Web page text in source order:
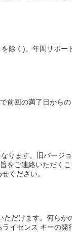
除く)。年間サポ
回の満了日から
ります。旧バージ
ご連絡いただく
ください。
だけます。何らか
イセンス キーの